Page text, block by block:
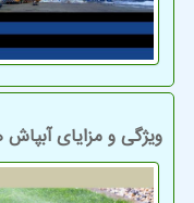
ویژگی و مزایای آبپاش